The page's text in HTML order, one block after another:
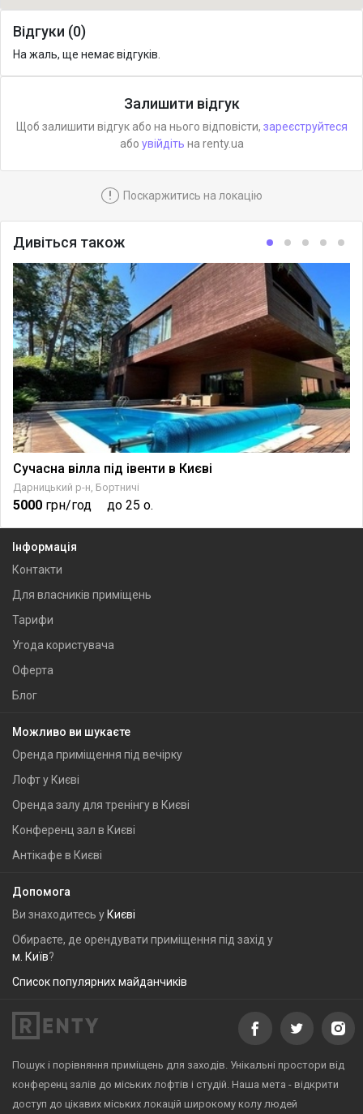
Відгуки (0)
На жаль, ще немає відгуків.
Залишити відгук
Щоб залишити відгук або на нього відповісти, зареєструйтеся
або увійдіть на renty.ua
! Поскаржитись на локацію
Дивіться також
Сучасна вілла під івенти в Києві
Дарницький р-н, Бортничі
5000 грн/год до 25 о.
Інформація
Контакти
Для власників приміщень
Тарифи
Угода користувача
Оферта
Блог
Можливо ви шукаєте
Оренда приміщення під вечірку
Лофт у Києві
Оренда залу для тренінгу в Києві
Конференц зал в Києві
Антікафе в Києві
Допомога
Ви знаходитесь у Києві
Обираєте, де орендувати приміщення під захід у
м. Київ?
Список популярних майданчиків
Пошук і порівняння приміщень для заходів. Унікальні простори від
конференц залів до міських лофтів і студій. Наша мета - відкрити
доступ до цікавих міських локацій широкому колу людей